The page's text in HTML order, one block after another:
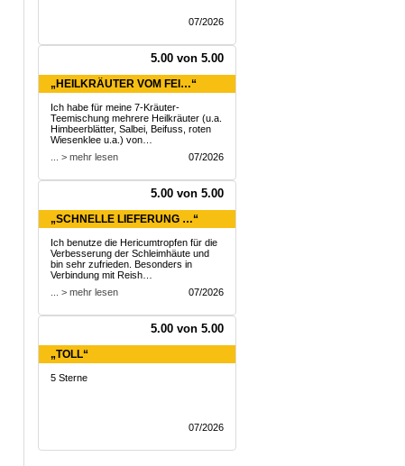
07/2026
5.00 von 5.00
„HEILKRÄUTER VOM FEI…“
Ich habe für meine 7-Kräuter-
Teemischung mehrere Heilkräuter (u.a.
Himbeerblätter, Salbei, Beifuss, roten
Wiesenklee u.a.) von…
... > mehr lesen
07/2026
5.00 von 5.00
„SCHNELLE LIEFERUNG …“
Ich benutze die Hericumtropfen für die
Verbesserung der Schleimhäute und
bin sehr zufrieden. Besonders in
Verbindung mit Reish…
... > mehr lesen
07/2026
5.00 von 5.00
„TOLL“
5 Sterne
07/2026